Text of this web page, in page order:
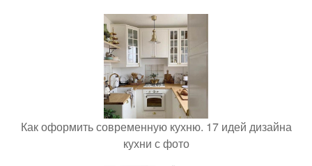
Как оформить современную кухню. 17 идей дизайна
кухни с фото